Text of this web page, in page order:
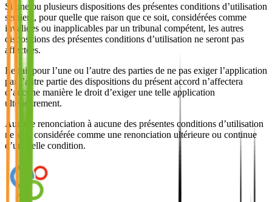
Si une ou plusieurs dispositions des présentes conditions d’utilisation
seraient, pour quelle que raison que ce soit, considérées comme
invalides ou inapplicables par un tribunal compétent, les autres
dispositions des présentes conditions d’utilisation ne seront pas
affectées.
Le fait pour l’une ou l’autre des parties de ne pas exiger l’application
par l’autre partie des dispositions du présent accord n’affectera
d’aucune manière le droit d’exiger une telle application
ultérieurement.
Aucune renonciation à aucune des présentes conditions d’utilisation
ne sera considérée comme une renonciation ultérieure ou continue
d’une telle condition.